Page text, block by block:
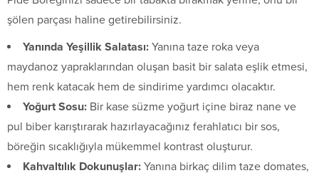
şölen parçası haline getirebilirsiniz.
Yanında Yeşillik Salatası: Yanına taze roka veya
maydanoz yapraklarından oluşan basit bir salata eşlik etmesi,
hem renk katacak hem de sindirime yardımcı olacaktır.
Yoğurt Sosu: Bir kase süzme yoğurt içine biraz nane ve
pul biber karıştırarak hazırlayacağınız ferahlatıcı bir sos,
böreğin sıcaklığıyla mükemmel kontrast oluşturur.
Kahvaltılık Dokunuşlar: Yanına birkaç dilim taze domates,